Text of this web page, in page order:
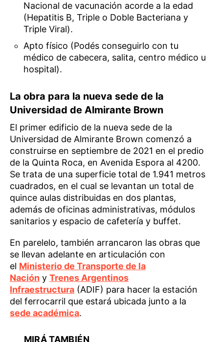
Nacional de vacunación acorde a la edad
(Hepatitis B, Triple o Doble Bacteriana y
Triple Viral).
Apto físico (Podés conseguirlo con tu
médico de cabecera, salita, centro médico u
hospital).
La obra para la nueva sede de la
Universidad de Almirante Brown
El primer edificio de la nueva sede de la
Universidad de Almirante Brown comenzó a
construirse en septiembre de 2021 en el predio
de la Quinta Roca, en Avenida Espora al 4200.
Se trata de una superficie total de 1.941 metros
cuadrados, en el cual se levantan un total de
quince aulas distribuidas en dos plantas,
además de oficinas administrativas, módulos
sanitarios y espacio de cafetería y buffet.
En parelelo, también arrancaron las obras que
se llevan adelante en articulación con
el Ministerio de Transporte de la
Nación y Trenes Argentinos
Infraestructura (ADIF) para hacer la estación
del ferrocarril que estará ubicada junto a la
sede académica.